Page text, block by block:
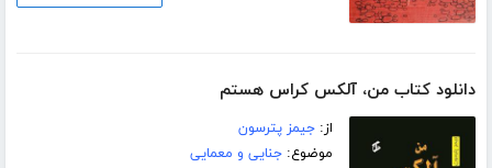
دانلود کتاب من، آلکس کراس هستم
از:جیمز پترسون
موضوع:جنایی و معمایی